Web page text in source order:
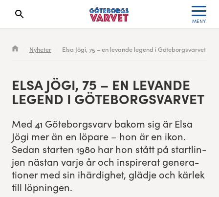
MENY
Sökresultaten dyker upp här
Nyheter Elsa Jögi, 75 – en levande legend i Göteborgsvarvet
ELSA JÖGI, 75 – EN LEVANDE
LEG­END I GÖTEBORGSVARVET
Med 41 Göte­borgsvarv bakom sig är Elsa
Jögi mer än en löpare – hon är en ikon.
Sedan starten 1980har hon stått på star­tlin­
jen näs­tan var­je år och inspir­erat gen­er­a­
tioner med sin ihärdighet, gläd­je och kär­lek
till löpningen.
Seedningsregler
Göteborgsvarvet Expo
Löparinspiration och träning
Spring för välgörenhet
Cityvarvet
Lilla Varvet
Varvetmilen
Leverantörer
Partnerportal
Anmälan